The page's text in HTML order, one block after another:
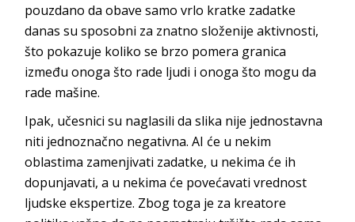
pouzdano da obave samo vrlo kratke zadatke
danas su sposobni za znatno složenije aktivnosti,
što pokazuje koliko se brzo pomera granica
između onoga što rade ljudi i onoga što mogu da
rade mašine.
Ipak, učesnici su naglasili da slika nije jednostavna
niti jednoznačno negativna. AI će u nekim
oblastima zamenjivati zadatke, u nekima će ih
dopunjavati, a u nekima će povećavati vrednost
ljudske ekspertize. Zbog toga je za kreatore